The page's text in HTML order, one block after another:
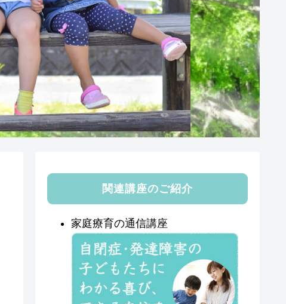
関連講座のご紹介
家庭療育の通信講座